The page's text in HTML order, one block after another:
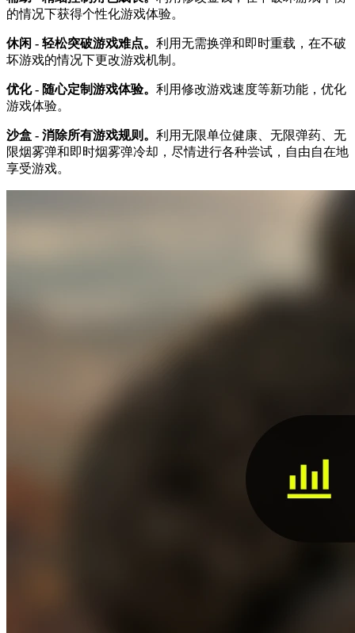
的情况下获得个性化游戏体验。
休闲 - 轻松突破游戏难点。 利用无需换弹和即时重载，在不破
坏游戏的情况下更改游戏机制。
优化 - 随心定制游戏体验。 利用修改游戏速度等新功能，优化
游戏体验。
沙盒 - 消除所有游戏规则。 利用无限单位健康、无限弹药、无
限烟雾弹和即时烟雾弹冷却，尽情进行各种尝试，自由自在地
享受游戏。